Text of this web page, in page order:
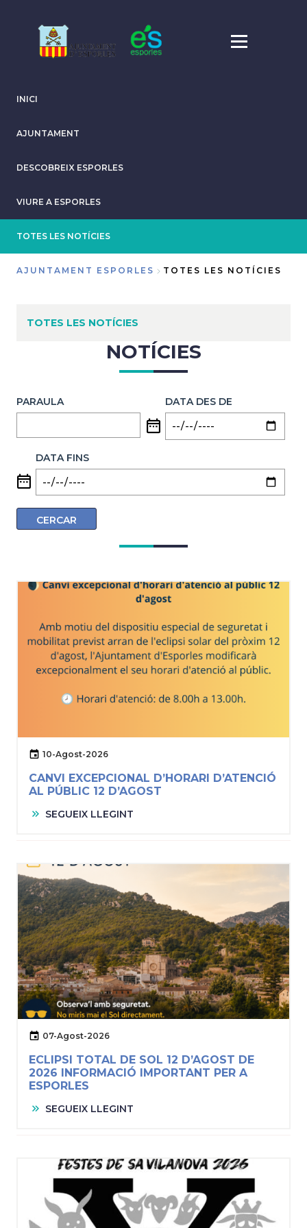
contingut
INICI
AJUNTAMENT
DESCOBREIX ESPORLES
VIURE A ESPORLES
TOTES LES NOTÍCIES
d'Ariadna
AJUNTAMENT ESPORLES TOTES LES NOTÍCIES
TOTES LES NOTÍCIES
NOTÍCIES
PARAULA DATA DES DE
DATA FINS
10-Agost-2026
CANVI EXCEPCIONAL D’HORARI D’ATENCIÓ
AL PÚBLIC 12 D’AGOST
SEGUEIX LLEGINT
07-Agost-2026
ECLIPSI TOTAL DE SOL 12 D’AGOST DE
2026 INFORMACIÓ IMPORTANT PER A
ESPORLES
SEGUEIX LLEGINT